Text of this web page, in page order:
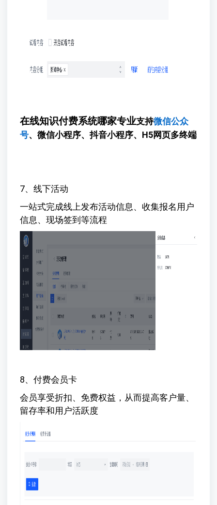
在线知识付费系统哪家专业支持微信公众
号、微信小程序、抖音小程序、H5网页多终端
7、线下活动
一站式完成线上发布活动信息、收集报名用户
信息、现场签到等流程
8、付费会员卡
会员享受折扣、免费权益，从而提高客户量、
留存率和用户活跃度